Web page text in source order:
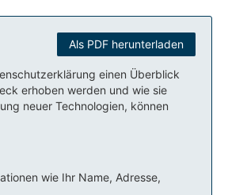
Als PDF herunterladen
einen Überblick
erhoben werden und wie sie
neuer Technologien, können
wie Ihr Name, Adresse,